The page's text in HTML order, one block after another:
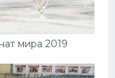
мира 2019